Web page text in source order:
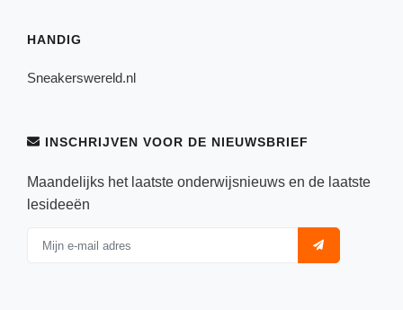
HANDIG
Sneakerswereld.nl
INSCHRIJVEN VOOR DE NIEUWSBRIEF
Maandelijks het laatste onderwijsnieuws en de laatste
lesideeën